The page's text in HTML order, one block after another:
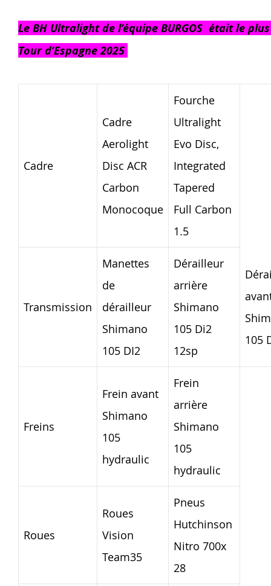
Le BH Ultralight de l’équipe BURGOS était le
Tour d’Espagne 2025
Cadre
Cadre
Aerolight
Disc ACR
Carbon
Monocoque
Fourche
Ultralight
Evo Disc,
Integrated
Tapered
Full Carbon
1.5
Transmission
Manettes
de
dérailleur
Shimano
105 DI2
Dérailleur
arrière
Shimano
105 Di2
12sp
105
Freins
Frein avant
Shimano
105
hydraulic
Frein
arrière
Shimano
105
hydraulic
Roues
Roues
Vision
Team35
Pneus
Hutchinson
Nitro 700x
28